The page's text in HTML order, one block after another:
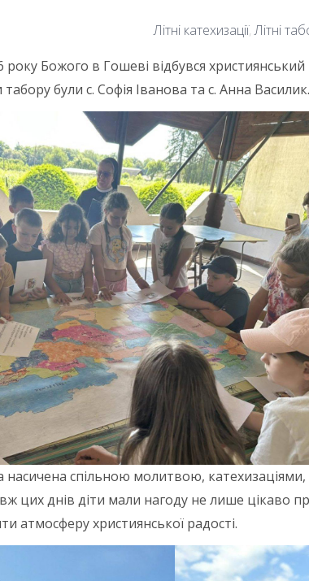
Літні катехизації,Літні
Божого в Гошеві відбувся християнський
були с. Софія Іванова та с. Анна Василик.
насичена спільною молитвою,
цих днів діти мали нагоду не лише цікаво
атмосферу християнської радості.